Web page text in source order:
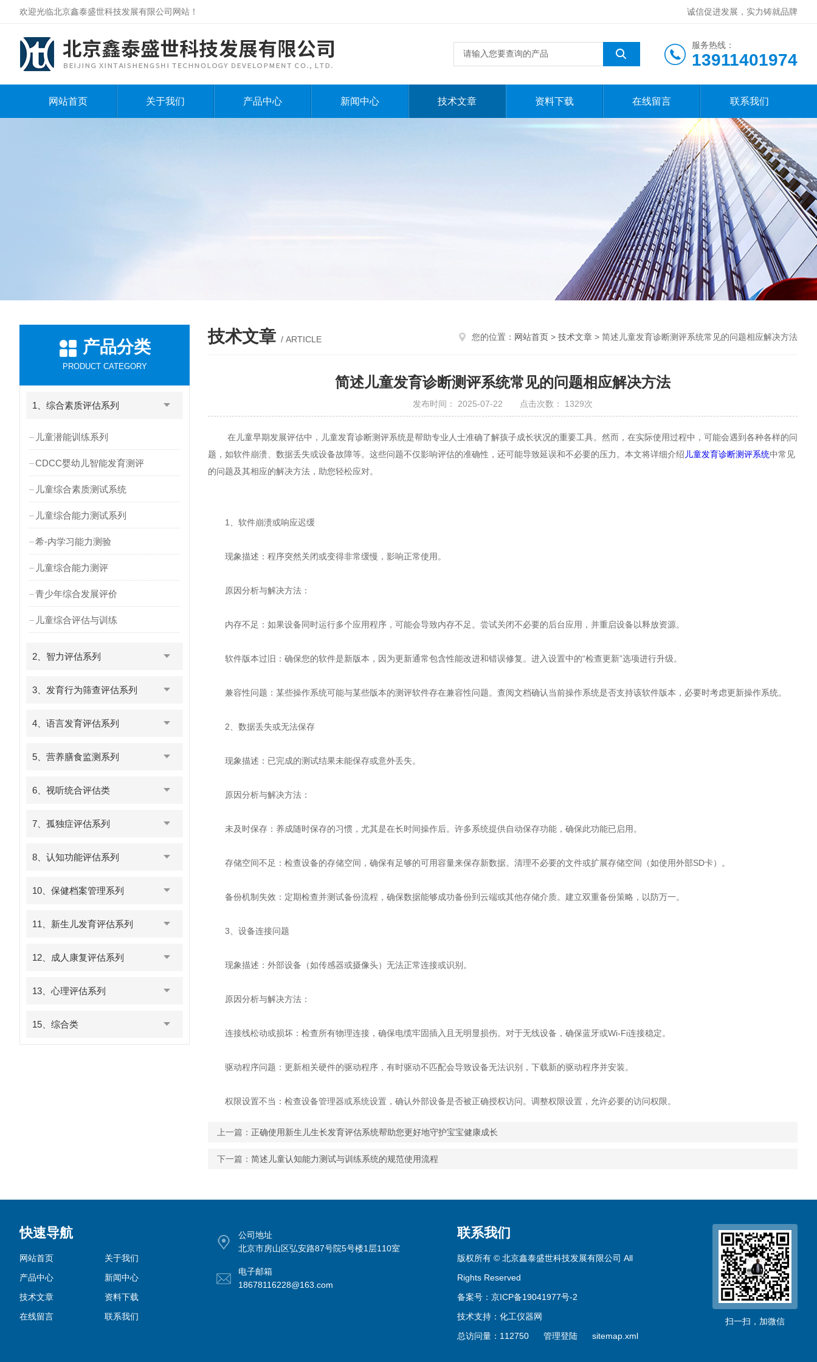
欢迎光临北京鑫泰盛世科技发展有限公司网站！ 诚信促进发展，实力铸就品牌
服务热线：
13911401974
网站首页 关于我们 产品中心 新闻中心 技术文章 资料下载 在线留言 联系我们
产品分类
PRODUCT CATEGORY
1、综合素质评估系列
儿童潜能训练系列
CDCC婴幼儿智能发育测评
儿童综合素质测试系统
儿童综合能力测试系列
希-内学习能力测验
儿童综合能力测评
青少年综合发展评价
儿童综合评估与训练
2、智力评估系列
3、发育行为筛查评估系列
4、语言发育评估系列
5、营养膳食监测系列
6、视听统合评估类
7、孤独症评估系列
8、认知功能评估系列
10、保健档案管理系列
11、新生儿发育评估系列
12、成人康复评估系列
13、心理评估系列
15、综合类
技术文章 / ARTICLE 您的位置： 网站首页 > 技术文章 > 简述儿童发育诊断测评系统常见的问题相应解决方法
简述儿童发育诊断测评系统常见的问题相应解决方法
发布时间： 2025-07-22 点击次数： 1329次
在儿童早期发展评估中，儿童发育诊断测评系统是帮助专业人士准确了解孩子成长状况的重要工具。然而，在实际使用过程中，可能会遇到各种各样的问
题，如软件崩溃、数据丢失或设备故障等。这些问题不仅影响评估的准确性，还可能导致延误和不必要的压力。本文将详细介绍 儿童发育诊断测评系统中常见
的问题及其相应的解决方法，助您轻松应对。
1、软件崩溃或响应迟缓
现象描述：程序突然关闭或变得非常缓慢，影响正常使用。
原因分析与解决方法：
内存不足：如果设备同时运行多个应用程序，可能会导致内存不足。尝试关闭不必要的后台应用，并重启设备以释放资源。
软件版本过旧：确保您的软件是新版本，因为更新通常包含性能改进和错误修复。进入设置中的“检查更新”选项进行升级。
兼容性问题：某些操作系统可能与某些版本的测评软件存在兼容性问题。查阅文档确认当前操作系统是否支持该软件版本，必要时考虑更新操作系统。
2、数据丢失或无法保存
现象描述：已完成的测试结果未能保存或意外丢失。
原因分析与解决方法：
未及时保存：养成随时保存的习惯，尤其是在长时间操作后。许多系统提供自动保存功能，确保此功能已启用。
存储空间不足：检查设备的存储空间，确保有足够的可用容量来保存新数据。清理不必要的文件或扩展存储空间（如使用外部SD卡）。
备份机制失效：定期检查并测试备份流程，确保数据能够成功备份到云端或其他存储介质。建立双重备份策略，以防万一。
3、设备连接问题
现象描述：外部设备（如传感器或摄像头）无法正常连接或识别。
原因分析与解决方法：
连接线松动或损坏：检查所有物理连接，确保电缆牢固插入且无明显损伤。对于无线设备，确保蓝牙或Wi-Fi连接稳定。
驱动程序问题：更新相关硬件的驱动程序，有时驱动不匹配会导致设备无法识别，下载新的驱动程序并安装。
权限设置不当：检查设备管理器或系统设置，确认外部设备是否被正确授权访问。调整权限设置，允许必要的访问权限。
上一篇： 正确使用新生儿生长发育评估系统帮助您更好地守护宝宝健康成长
下一篇： 简述儿童认知能力测试与训练系统的规范使用流程
快速导航
网站首页
关于我们
产品中心
新闻中心
技术文章
资料下载
在线留言
联系我们
公司地址
北京市房山区弘安路87号院5号楼1层110室
电子邮箱
18678116228@163.com
联系我们
版权所有 © 北京鑫泰盛世科技发展有限公司 All
Rights Reserved
备案号：京ICP备19041977号-2
技术支持： 化工仪器网
总访问量：112750 管理登陆 sitemap.xml
扫一扫，加微信